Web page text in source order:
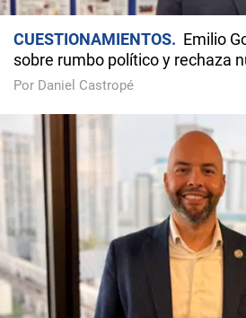
CUESTIONAMIENTOS
Emilio
sobre rumbo político y rechaza
Por Daniel Castropé